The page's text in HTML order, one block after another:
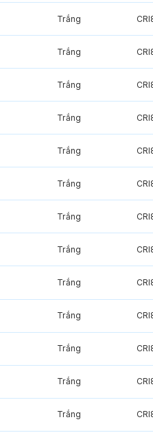
Trắng
Trắng
Trắng
Trắng
Trắng
Trắng
Trắng
Trắng
Trắng
Trắng
Trắng
Trắng
Trắng